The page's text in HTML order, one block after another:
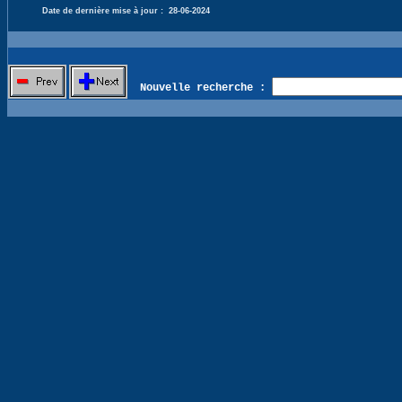
Date de dernière mise à jour : 28-06-2024
Nouvelle recherche :